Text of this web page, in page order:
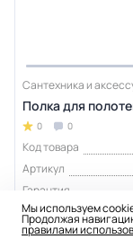
Сантехника и
Полка для
0 0
Код товара
Артикул
Гарантия
Тип изделия
Бренд
Мы используем
Продолжая
правилами